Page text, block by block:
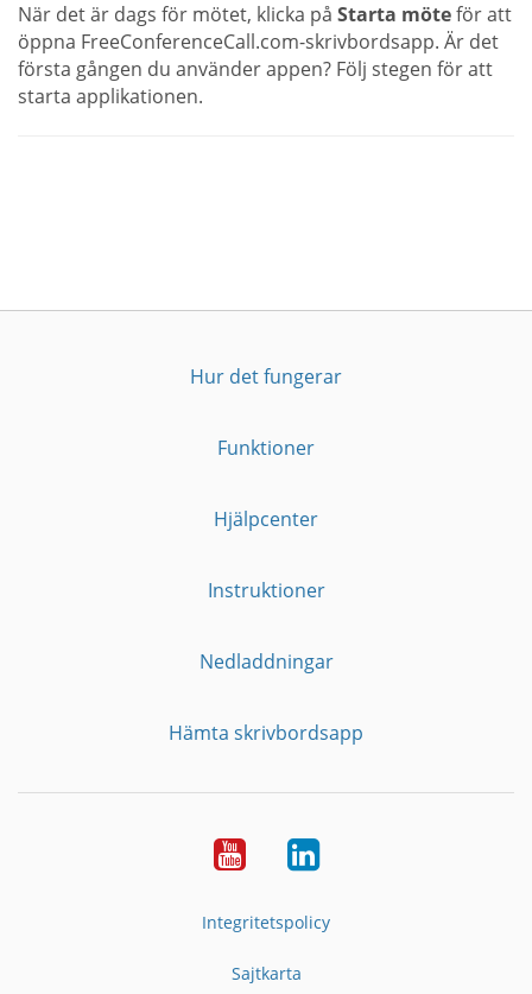
När det är dags för mötet, klicka på Starta möteför att
öppna FreeConferenceCall.com-skrivbordsapp. Är det
första gången du använder appen? Följ stegen för att
starta applikationen.
Hur det fungerar
Funktioner
Hjälpcenter
Instruktioner
Nedladdningar
Hämta skrivbordsapp
YouTubeLinkedIn
Integritetspolicy
Sajtkarta